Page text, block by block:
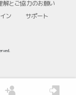
解とご協力のお願い
ン サポート